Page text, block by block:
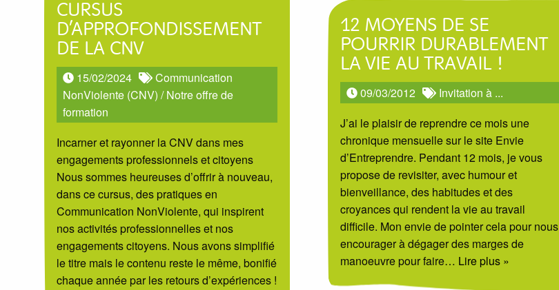
CURSUS
D’APPROFONDISSEMENT
DE LA CNV
15/02/2024
Communication
NonViolente (CNV) /Notre offre de
formation
Incarner et rayonner la CNV dans mes
engagements professionnels et citoyens
Nous sommes heureuses d’offrir à nouveau,
dans ce cursus, des pratiques en
Communication NonViolente, qui inspirent
nos activités professionnelles et nos
engagements citoyens. Nous avons simplifié
le titre mais le contenu reste le même, bonifié
chaque année par les retours d’expériences !
12 MOYENS DE SE
POURRIR DURABLEMENT
LA VIE AU TRAVAIL !
09/03/2012
Invitation à ...
J’ai le plaisir de reprendre ce mois une
chronique mensuelle sur le site Envie
d’Entreprendre. Pendant 12 mois, je vous
propose de revisiter, avec humour et
bienveillance, des habitudes et des
croyances qui rendent la vie au travail
difficile. Mon envie de pointer cela pour nous
encourager à dégager des marges de
manoeuvre pour faire… Lire plus »